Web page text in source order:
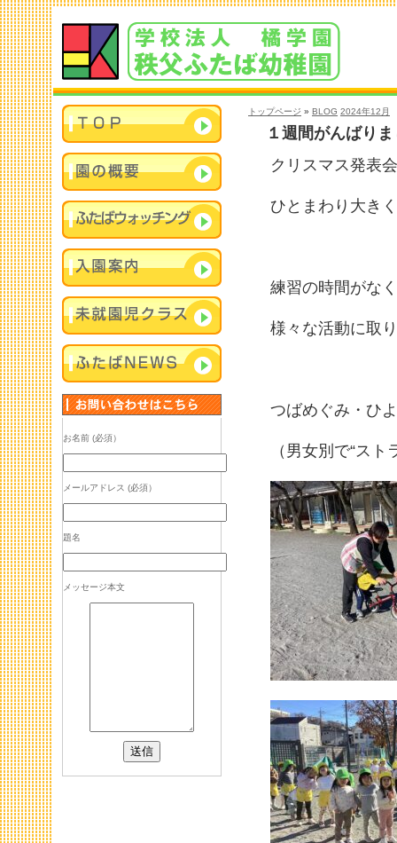
トップページ » BLOG 2024年12月
１週間がんばり
クリスマス発表
ひとまわり大き
練習の時間がな
様々な活動に取
つばめぐみ・ひ
（男女別で“ス
お名前 (必須）
メールアドレス (必須）
題名
メッセージ本文